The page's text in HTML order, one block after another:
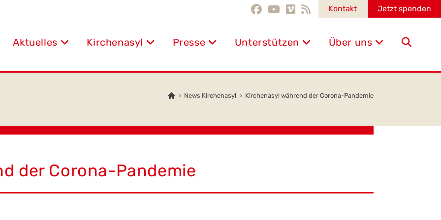
Kontakt Jetzt spenden
Aktuelles Kirchenasyl Presse Unterstützen Über uns Website-
> News Kirchenasyl > Kirchenasyl während der Corona-Pandemie
der Corona-Pandemie